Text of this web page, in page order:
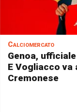
Calciomercato
Genoa,
E Vogliacco va
Cremonese